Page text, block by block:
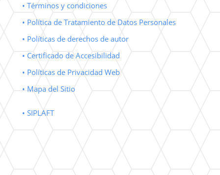
• Términos y condiciones
• Política de Tratamiento de Datos Personales
• Políticas de derechos de autor
• Certificado de Accesibilidad
• Políticas de Privacidad Web
• Mapa del Sitio
• SIPLAFT